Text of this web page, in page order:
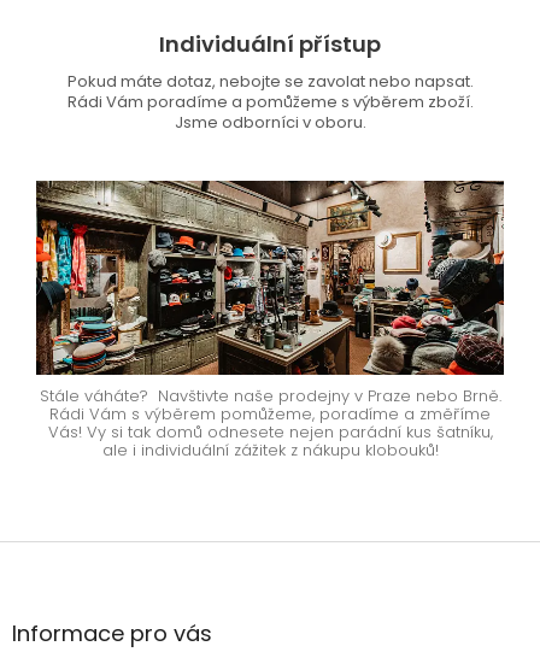
Individuální přístup
Pokud máte dotaz, nebojte se zavolat nebo napsat.
Rádi Vám poradíme a pomůžeme s výběrem zboží.
Jsme odborníci v oboru.
Stále váháte? Navštivte naše prodejny v Praze nebo Brně.
Rádi Vám s výběrem pomůžeme, poradíme a změříme
Vás! Vy si tak domů odnesete nejen parádní kus šatníku,
ale i individuální zážitek z nákupu klobouků!
Z
aInformace pro vás